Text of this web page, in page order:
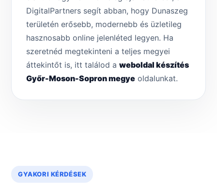
DigitalPartners segít abban, hogy Dunaszeg
területén erősebb, modernebb és üzletileg
hasznosabb online jelenléted legyen. Ha
szeretnéd megtekinteni a teljes megyei
áttekintőt is, itt találod a weboldal készítés
Győr-Moson-Sopron megye oldalunkat.
GYAKORI KÉRDÉSEK